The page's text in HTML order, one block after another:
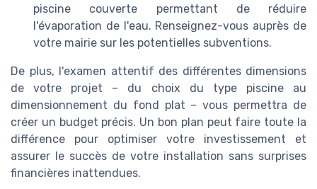
piscine couverte permettant de réduire
l'évaporation de l'eau. Renseignez-vous auprès de
votre mairie sur les potentielles subventions.
De plus, l'examen attentif des différentes dimensions
de votre projet – du choix du type piscine au
dimensionnement du fond plat – vous permettra de
créer un budget précis. Un bon plan peut faire toute la
différence pour optimiser votre investissement et
assurer le succès de votre installation sans surprises
financières inattendues.